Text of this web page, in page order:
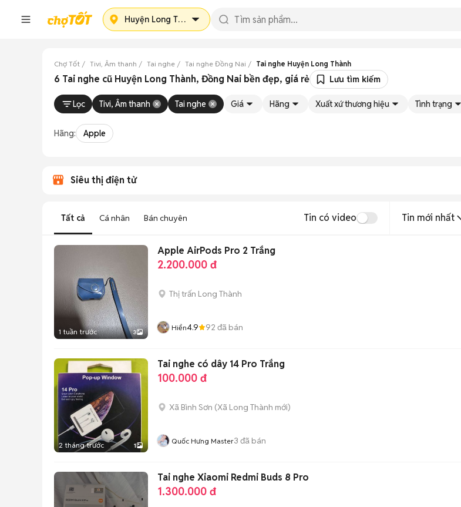
Huyện Long Thành
Chợ Tốt Tivi, Âm thanh Tai nghe Tai nghe Đồng Nai Tai nghe Huyện Long Thành
6 Tai nghe cũ Huyện Long Thành, Đồng Nai bền đẹp, giá rẻ Lưu tìm kiếm
Lọc Tivi, Âm thanh Tai nghe Giá Hãng Xuất xứ thương hiệu Tình trạng
Hãng: Apple
Siêu thị điện tử
Tất cả Cá nhân Bán chuyên Tin có video Tin mới nhất
1 tuần trước 3
Apple AirPods Pro 2 Trắng
2.200.000 đ
Thị trấn Long Thành
Hiển4.9 92 đã bán
2 tháng trước 1
Tai nghe có dây 14 Pro Trắng
100.000 đ
Xã Bình Sơn (Xã Long Thành mới)
Quốc Hưng Master3 đã bán
Tai nghe Xiaomi Redmi Buds 8 Pro
1.300.000 đ